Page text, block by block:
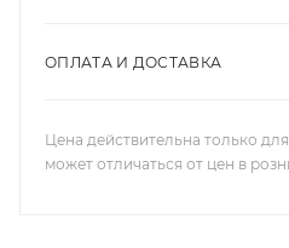
ОПЛАТА И ДОСТАВКА
Цена действительна только
может отличаться от цен в